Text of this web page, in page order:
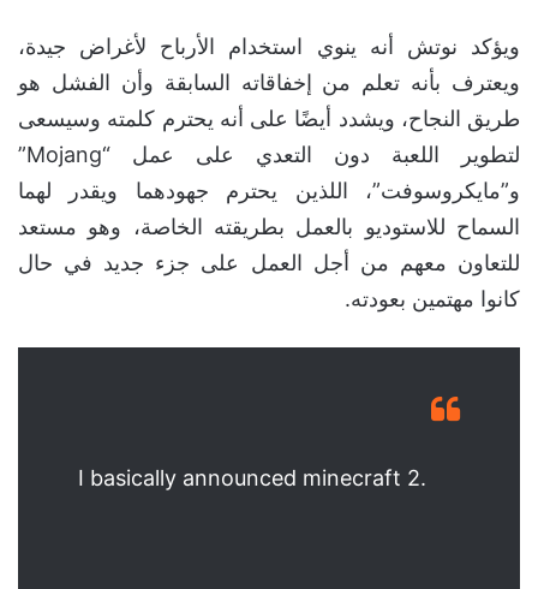
ويؤكد نوتش أنه ينوي استخدام الأرباح لأغراض جيدة،
ويعترف بأنه تعلم من إخفاقاته السابقة وأن الفشل هو
طريق النجاح، ويشدد أيضًا على أنه يحترم كلمته وسيسعى
لتطوير اللعبة دون التعدي على عمل “Mojang”
و”مايكروسوفت”، اللذين يحترم جهودهما ويقدر لهما
السماح للاستوديو بالعمل بطريقته الخاصة، وهو مستعد
للتعاون معهم من أجل العمل على جزء جديد في حال
كانوا مهتمين بعودته.
I basically announced minecraft 2.